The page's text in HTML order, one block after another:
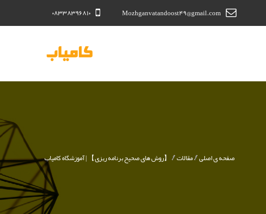
۰۸۳۳۸۳۹۶۸۱۰ Mozhganvatandoost49@gmail.com
منوی
کاربری
صفحه ی اصلی مقالات 【روش های صحیح برنامه ریزی】 | آموزشگاه کامیاب